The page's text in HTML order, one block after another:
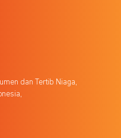
dan Tertib Niaga,